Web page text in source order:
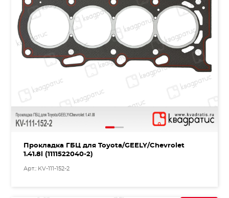
Прокладка ГБЦ для Toyota/GEELY/Chevrolet
1.41.8l (1111522040-2)
Арт.: KV-111-152-2